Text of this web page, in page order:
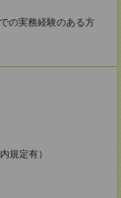
の実務経験のある方
規定有）